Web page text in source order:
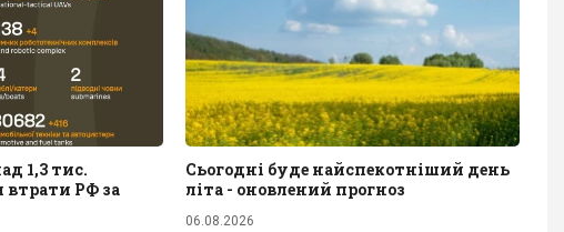
1,3 тис.
втрати РФ за
Сьогодні буде найспекотніший день
літа - оновлений прогноз
06.08.2026